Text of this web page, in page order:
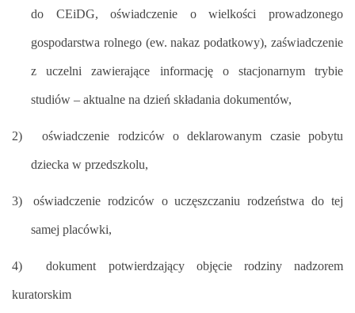
do CEiDG, oświadczenie o wielkości prowadzonego
gospodarstwa rolnego (ew. nakaz podatkowy), zaświadczenie
z uczelni zawierające informację o stacjonarnym trybie
studiów – aktualne na dzień składania dokumentów,
2) oświadczenie rodziców o deklarowanym czasie pobytu
dziecka w przedszkolu,
3) oświadczenie rodziców o uczęszczaniu rodzeństwa do tej
samej placówki,
4) dokument potwierdzający objęcie rodziny nadzorem
kuratorskim